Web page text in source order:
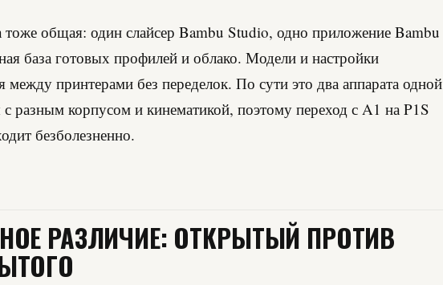
тоже общая: один слайсер Bambu Studio, одно приложение Bambu
база готовых профилей и облако. Модели и настройки
между принтерами без переделок. По сути это два аппарата одной
разным корпусом и кинематикой, поэтому переход с A1 на P1S
безболезненно.
РАЗЛИЧИЕ: ОТКРЫТЫЙ ПРОТИВ